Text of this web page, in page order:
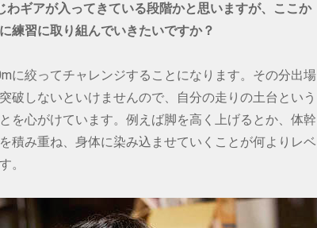
ギアが入ってきている段階かと思いますが、ここか
練習に取り組んでいきたいですか？
に絞ってチャレンジすることになります。その分出場
破しないといけませんので、自分の走りの土台という
を心がけています。例えば脚を高く上げるとか、体幹
積み重ね、身体に染み込ませていくことが何よりレベ
。